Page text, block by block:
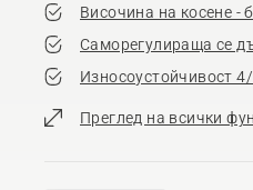
Височина на косене -
Саморегулираща се
Износоустойчивост
Преглед на всички